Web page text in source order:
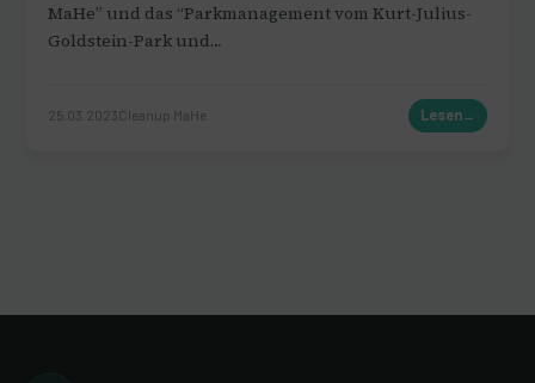
MaHe” und das “Parkmanagement vom Kurt-Julius-
Goldstein-Park und…
25.03.2023Cleanup MaHe Lesen